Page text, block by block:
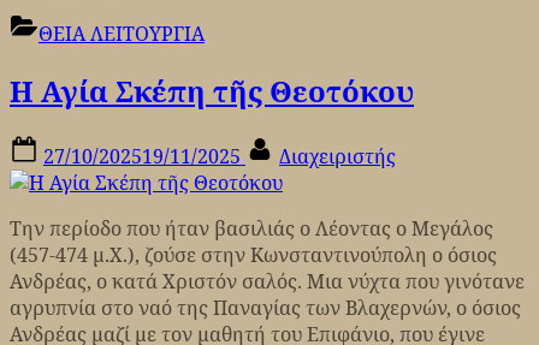
ψυχών
την
Αιωνιότητα
το
Σαρανταλείτουργο
Χριστουγέννων.”
ΘΕΙΑ ΛΕΙΤΟΥΡΓΙΑ
Η Αγία Σκέπη τῆς Θεοτόκου
Posted
on
27/10/202519/11/2025 By
Διαχειριστής
Την περίοδο που ήταν βασιλιάς ο Λέοντας ο Μεγάλος
(457-474 μ.Χ.), ζούσε στην Κωνσταντινούπολη ο όσιος
Ανδρέας, ο κατά Χριστόν σαλός. Μια νύχτα που γινότανε
αγρυπνία στο ναό της Παναγίας των Βλαχερνών, ο όσιος
Ανδρέας μαζί με τον μαθητή του Επιφάνιο, που έγινε